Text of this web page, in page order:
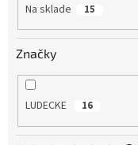
Na sklade 15
Značky
LUDECKE 16